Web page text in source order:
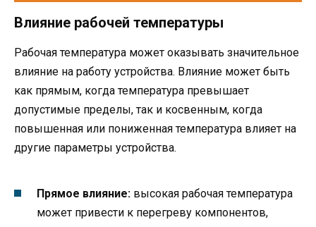
Влияние рабочей температуры
Рабочая температура может оказывать значительное
влияние на работу устройства. Влияние может быть
как прямым, когда температура превышает
допустимые пределы, так и косвенным, когда
повышенная или пониженная температура влияет на
другие параметры устройства.
Прямое влияние: высокая рабочая температура
может привести к перегреву компонентов,